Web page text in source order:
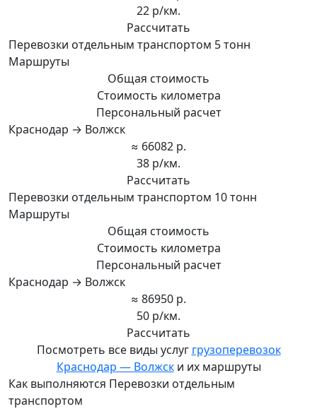
22 р/км.
Рассчитать
Перевозки отдельным транспортом 5 тонн
Маршруты
Общая стоимость
Стоимость километра
Персональный расчет
Краснодар → Волжск
≈ 66082 р.
38 р/км.
Рассчитать
Перевозки отдельным транспортом 10 тонн
Маршруты
Общая стоимость
Стоимость километра
Персональный расчет
Краснодар → Волжск
≈ 86950 р.
50 р/км.
Рассчитать
Посмотреть все виды услуг грузоперевозок
Краснодар — Волжски их маршруты
Как выполняются Перевозки отдельным
транспортом